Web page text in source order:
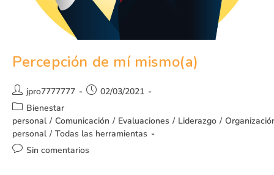
Percepción de mí mismo(a)
jpro7777777
02/03/2021
Bienestar
personal / Comunicación / Evaluaciones / Liderazgo /
personal / Todas las herramientas
Sin comentarios